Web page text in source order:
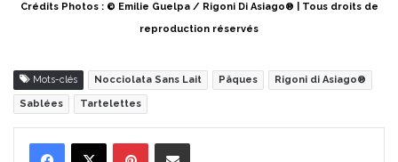
Crédits Photos : © Emilie Guelpa / Rigoni Di Asiago® | Tous droits de
reproduction réservés
Mots-clés Nocciolata Sans Lait Pâques Rigoni di Asiago®
Sablées Tartelettes